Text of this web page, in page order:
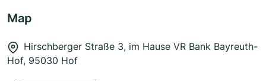
Map
Hirschberger Straße 3, im Hause VR Bank Bayreuth-
Hof, 95030 Hof